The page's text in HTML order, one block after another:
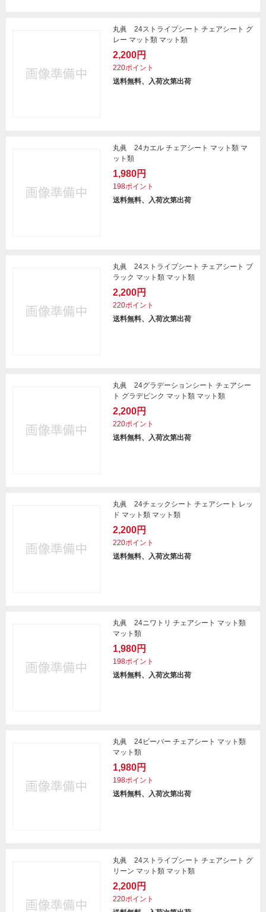
丸眞 24ストライプシート チェアシート グ
レー マット類 マット類
2,200円
220ポイント
送料無料、入荷次第出荷
丸眞 24カエル チェアシート マット類 マ
ット類
1,980円
198ポイント
送料無料、入荷次第出荷
丸眞 24ストライプシート チェアシート ブ
ラック マット類 マット類
2,200円
220ポイント
送料無料、入荷次第出荷
丸眞 24グラデーションシート チェアシー
ト グラデピンク マット類 マット類
2,200円
220ポイント
送料無料、入荷次第出荷
丸眞 24チェックシート チェアシート レッ
ド マット類 マット類
2,200円
220ポイント
送料無料、入荷次第出荷
丸眞 24ニワトリ チェアシート マット類
マット類
1,980円
198ポイント
送料無料、入荷次第出荷
丸眞 24ビーバー チェアシート マット類
マット類
1,980円
198ポイント
送料無料、入荷次第出荷
丸眞 24ストライプシート チェアシート グ
リーン マット類 マット類
2,200円
220ポイント